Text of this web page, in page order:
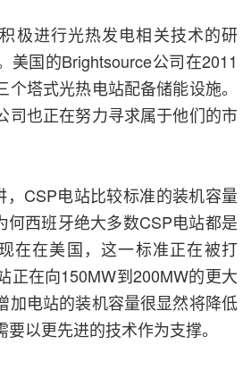
进行光热发电相关技术的研
美国的Brightsource公司在2011
塔式光热电站配备储能设施。
司也正在努力寻求属于他们的市
CSP电站比较标准的装机容量
何西班牙绝大多数CSP电站都是
在在美国，这一标准正在被打
正在向150MW到200MW的更大
加电站的装机容量很显然将降低
以更先进的技术作为支撑。